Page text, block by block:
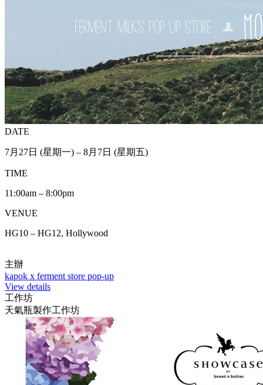
DATE
7月27日 (星期一) – 8月7日 (星期五)
TIME
11:00am – 8:00pm
VENUE
HG10 – HG12, Hollywood
主辦
kapok x ferment store pop-up
View details
工作坊
天氣瓶製作工作坊